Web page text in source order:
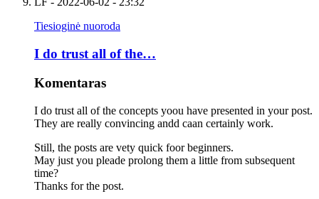
Tiesioginė nuoroda
I do trust all of the…
Komentaras
I do trust all of the concepts yoou have presented in your post.
They are really convincing andd caan certainly work.
Still, the posts are vety quick foor beginners.
May just you pleade prolong them a little from subsequent
time?
Thanks for the post.